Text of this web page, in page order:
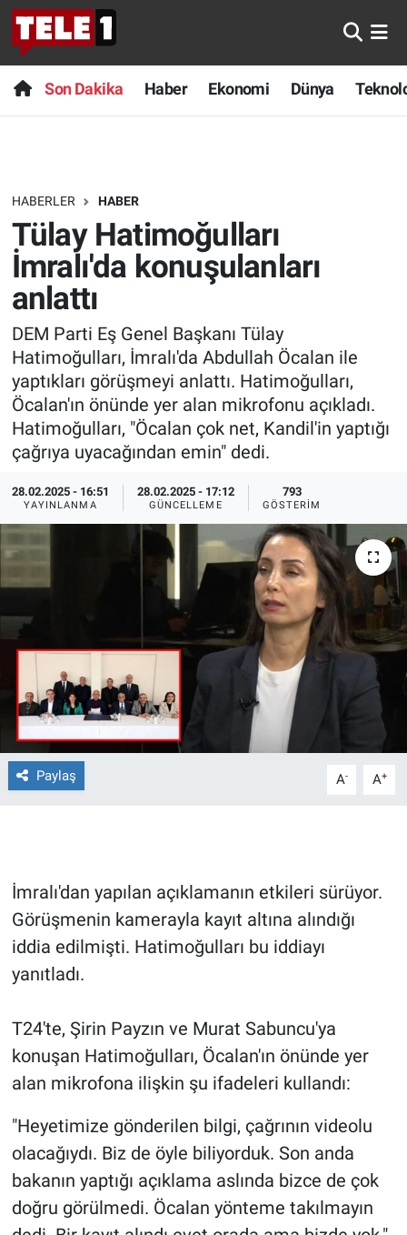
Son Dakika Haber Ekonomi Dünya
HABERLER HABER
Tülay Hatimoğulları
İmralı'da konuşulanları
anlattı
DEM Parti Eş Genel Başkanı Tülay
Hatimoğulları, İmralı'da Abdullah Öcalan ile
yaptıkları görüşmeyi anlattı. Hatimoğulları,
Öcalan'ın önünde yer alan mikrofonu açıkladı.
Hatimoğulları, "Öcalan çok net, Kandil'in yaptığı
çağrıya uyacağından emin" dedi.
28.02.2025 - 16:51
YAYINLANMA
28.02.2025 - 17:12
GÜNCELLEME
793
GÖSTERIM
Paylaş A- A+
İmralı'dan yapılan açıklamanın etkileri sürüyor.
Görüşmenin kamerayla kayıt altına alındığı
iddia edilmişti. Hatimoğulları bu iddiayı
yanıtladı.
T24'te, Şirin Payzın ve Murat Sabuncu'ya
konuşan Hatimoğulları, Öcalan'ın önünde yer
alan mikrofona ilişkin şu ifadeleri kullandı:
"Heyetimize gönderilen bilgi, çağrının videolu
olacağıydı. Biz de öyle biliyorduk. Son anda
bakanın yaptığı açıklama aslında bizce de çok
doğru görülmedi. Öcalan yönteme takılmayın
Anında Manşet
Başka Sohbetler
Bilim turu
Bilim ve Teknoloji Evreni
Doğa Konuşuyor
Dünya
Ege Saati
Ege'den Esintiler
Eğitim
Gerçeğin İzinde
Gün Başlıyor
Gün Bitiyor
Günün görüntüsü
Haber
Kimdir
Koronavirüs
Kültür Sanat
Ne demişti
Nedir
Son Dakika
Haber
Dünya
Teknoloji
Sağlık
Spor
Yayın Akışı
İletişim
Nöbetçi Eczaneler
Hava Durumu
Trafik Durumu
Süper Lig Puan Durumu ve Fikstür
Tüm Manşetler
Son Dakika Haberleri
Haber Arşivi